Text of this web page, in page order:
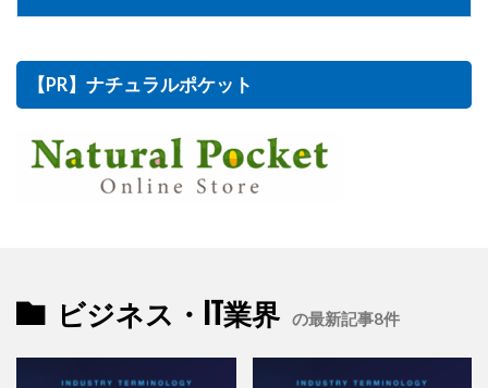
【PR】ナチュラルポケット
ビジネス・IT業界 の最新記事8件